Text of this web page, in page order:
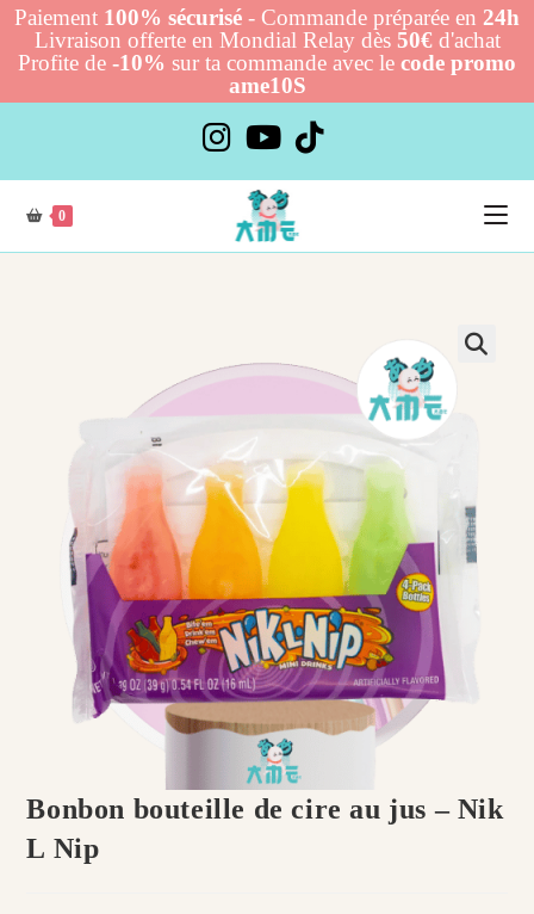
Paiement 100% sécurisé - Commande préparée en 24h
Livraison offerte en Mondial Relay dès 50€d'achat
Profite de -10% sur ta commande avec le code promo
ame10S
content
0
Bonbon bouteille de cire au jus – Nik
L Nip